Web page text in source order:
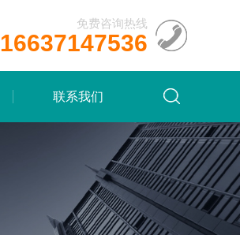
免费咨询热线
16637147536
联系我们